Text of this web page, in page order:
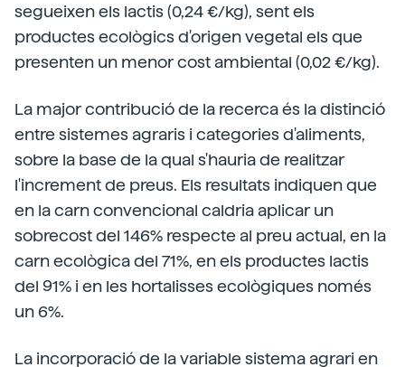
segueixen els lactis (0,24 €/kg), sent els
productes ecològics d'origen vegetal els que
presenten un menor cost ambiental (0,02 €/kg).
La major contribució de la recerca és la distinció
entre sistemes agraris i categories d'aliments,
sobre la base de la qual s'hauria de realitzar
l'increment de preus. Els resultats indiquen que
en la carn convencional caldria aplicar un
sobrecost del 146% respecte al preu actual, en la
carn ecològica del 71%, en els productes lactis
del 91% i en les hortalisses ecològiques només
un 6%.
La incorporació de la variable sistema agrari en